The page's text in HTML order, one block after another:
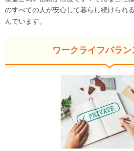
のすべての人が安心して暮らし続けられ
んでいます。
ワークライフバラ